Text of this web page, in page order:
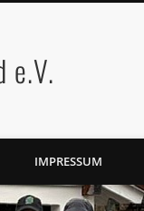
e.V.
IMPRESSUM